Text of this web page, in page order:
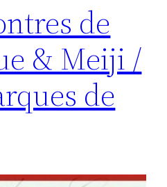
de
& Meiji /
de